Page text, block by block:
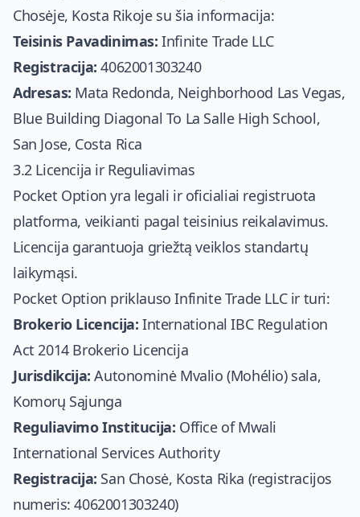
Chosėje, Kosta Rikoje su šia informacija:
Teisinis Pavadinimas: Infinite Trade LLC
Registracija: 4062001303240
Adresas: Mata Redonda, Neighborhood Las Vegas,
Blue Building Diagonal To La Salle High School,
San Jose, Costa Rica
3.2 Licencija ir Reguliavimas
Pocket Option yra legali ir oficialiai registruota
platforma, veikianti pagal teisinius reikalavimus.
Licencija garantuoja griežtą veiklos standartų
laikymąsi.
Pocket Option priklauso Infinite Trade LLC ir turi:
Brokerio Licencija: International IBC Regulation
Act 2014 Brokerio Licencija
Jurisdikcija: Autonominė Mvalio (Mohélio) sala,
Komorų Sąjunga
Reguliavimo Institucija: Office of Mwali
International Services Authority
Registracija: San Chosė, Kosta Rika (registracijos
numeris: 4062001303240)